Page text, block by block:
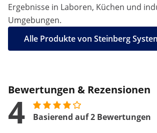
Ergebnisse in Laboren, Küchen und
Umgebungen.
Alle Produkte von Steinberg
Bewertungen & Rezensionen
4 Basierend auf 2 Bewertungen